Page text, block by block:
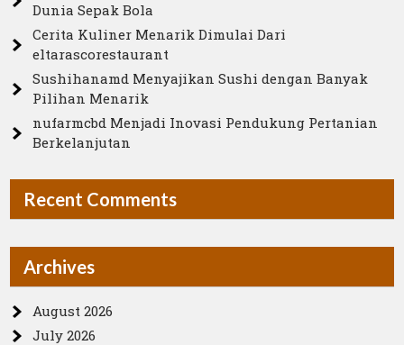
Dunia Sepak Bola
Cerita Kuliner Menarik Dimulai Dari
eltarascorestaurant
Sushihanamd Menyajikan Sushi dengan Banyak
Pilihan Menarik
nufarmcbd Menjadi Inovasi Pendukung Pertanian
Berkelanjutan
Recent Comments
Archives
August 2026
July 2026